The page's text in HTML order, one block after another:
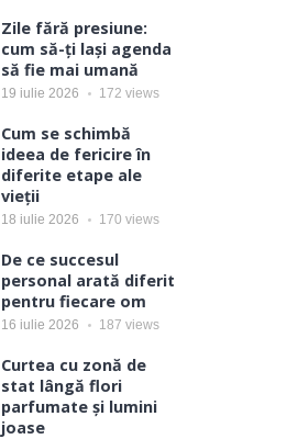
Zile fără presiune:
cum să-ți lași agenda
să fie mai umană
19 iulie 2026 172 views
Cum se schimbă
ideea de fericire în
diferite etape ale
vieții
18 iulie 2026 170 views
De ce succesul
personal arată diferit
pentru fiecare om
16 iulie 2026 187 views
Curtea cu zonă de
stat lângă flori
parfumate și lumini
joase